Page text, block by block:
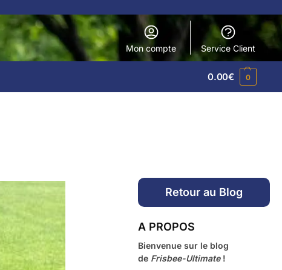
Mon compte Service Client
0.00€ 0
Retour au Blog
A PROPOS
Bienvenue sur le blog
de Frisbee-Ultimate!